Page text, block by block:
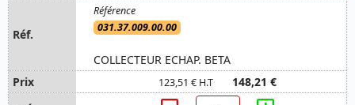
031.37.009.00.00
COLLECTEUR ECHAP. BETA
123,51 € H.T 148,21 €